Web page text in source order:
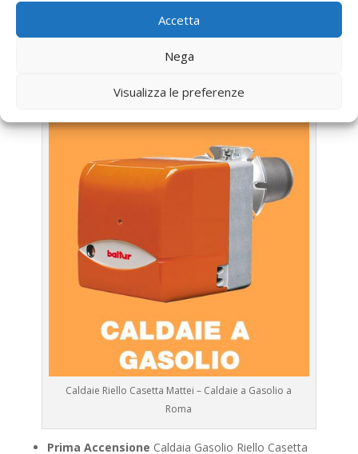
Accetta
Nega
Visualizza le preferenze
UTILIZZA IL FORM PER RICHIEDERE ASSISTENZA PER
LA TUA CALDAIA
Assistenza Caldaia Gasolio
Caldaie Riello Casetta Mattei – Caldaie a Gasolio a
Roma
Prima Accensione Caldaia Gasolio Riello Casetta